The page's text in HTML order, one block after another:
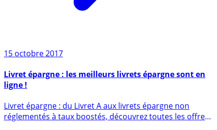
15 octobre 2017
ligne !